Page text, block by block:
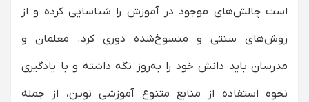
است چالش‌های موجود در آموزش را شناسایی کرده و از
روش‌های سنتی و منسوخ‌شده دوری کرد. معلمان و
مدرسان باید دانش خود را به‌روز نگه داشته و با یادگیری
نحوه استفاده از منابع متنوع آموزشی نوین، از جمله